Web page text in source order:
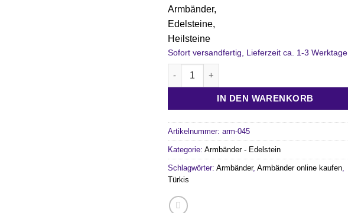
Sofort versandfertig, Lieferzeit ca. 1-3 Werktage
Türkis Armbänder Steg Menge
IN DEN WARENKORB
Artikelnummer: arm-045
Kategorie: Armbänder - Edelstein
Schlagwörter: Armbänder, Armbänder online kaufen
Türkis